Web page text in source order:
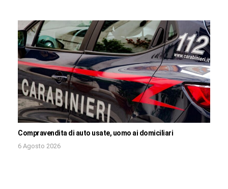
Compravendita di auto usate, uomo ai domiciliari
6 Agosto 2026